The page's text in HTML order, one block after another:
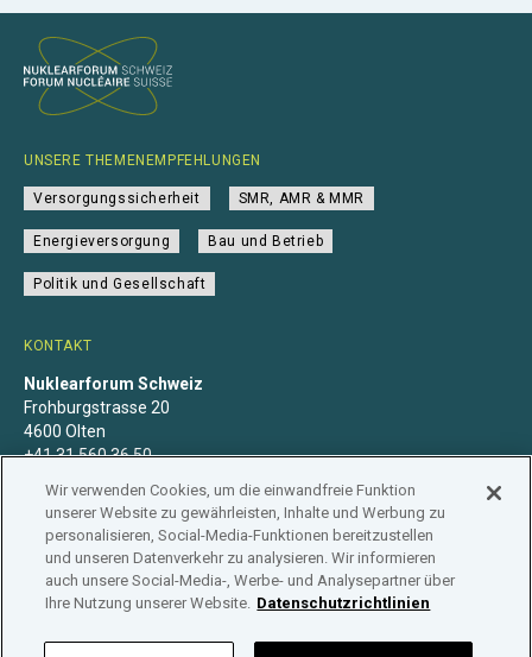
KONTAKT
Nuklearforum Schweiz
Frohburgstrasse 20
4600 Olten
+41 31 560 36 50
UNSERE THEMENEMPFEHLUNGEN
Versorgungssicherheit SMR, AMR & MMR
Energieversorgung Bau und Betrieb
Politik und Gesellschaft
Datenschutzerklärung Impressum Mitgliedschaft
Branchenregister
Wir verwenden Cookies, um die einwandfreie Funktion
unserer Website zu gewährleisten, Inhalte und Werbung zu
personalisieren, Social-Media-Funktionen bereitzustellen
und unseren Datenverkehr zu analysieren. Wir informieren
auch unsere Social-Media-, Werbe- und Analysepartner über
Ihre Nutzung unserer Website. Datenschutzrichtlinien